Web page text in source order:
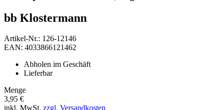
bb Klostermann
Artikel-Nr.: 126-12146
EAN: 4033866121462
Abholen im Geschäft
Lieferbar
Menge
3,95 €
inkl. MwSt. zzgl. Versandkosten